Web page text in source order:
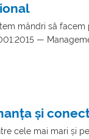
mândri să
—
și
cele mai mari și